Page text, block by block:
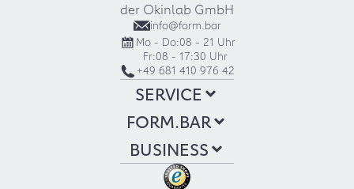
der Okinlab GmbH
info@form.bar
Mo - Do:08 - 21 Uhr
Fr:08 - 17:30 Uhr
+49 681 410 976 42
SERVICE
FORM.BAR
BUSINESS